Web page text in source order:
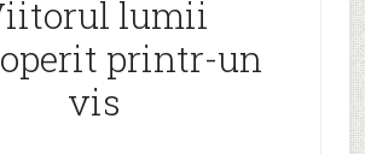
lumii
printr-un
vis